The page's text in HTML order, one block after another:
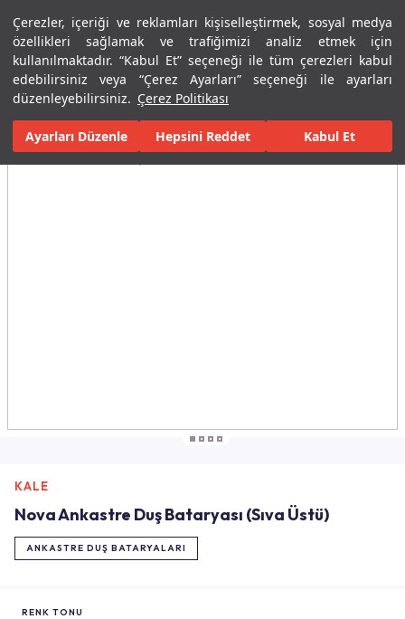
Çerezler, içeriği ve reklamları kişiselleştirmek, sosyal medya
özellikleri sağlamak ve trafiğimizi analiz etmek için
kullanılmaktadır. “Kabul Et” seçeneği ile tüm çerezleri kabul
edebilirsiniz veya “Çerez Ayarları” seçeneği ile ayarları
düzenleyebilirsiniz. Çerez Politikası
Ayarları Düzenle Hepsini Reddet Kabul Et
Menü Menü
Ana Sayfa Banyolar Armatürler Banyo Bataryaları
Tüm Görseller(3)
KALE
Nova Ankastre Duş Bataryası (Sıva Üstü)
ANKASTRE DUŞ BATARYALARI
RENK TONU